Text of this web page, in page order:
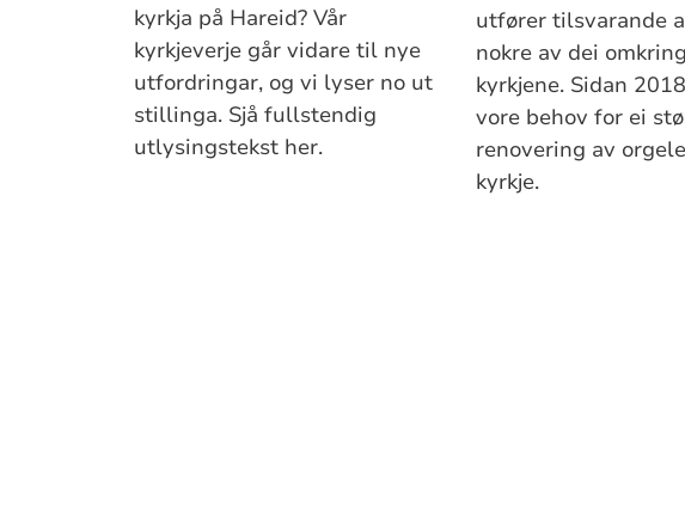
kyrkja på Hareid? Vår
kyrkjeverje går vidare til nye
utfordringar, og vi lyser no ut
stillinga. Sjå fullstendig
utlysingstekst her.
utfører tilsvarande
nokre av dei
kyrkjene. Sidan
vore behov for ei
renovering av
kyrkje.